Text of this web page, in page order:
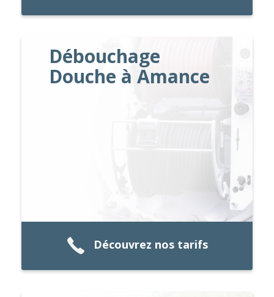
Débouchage
Douche à Amance
Découvrez nos tarifs